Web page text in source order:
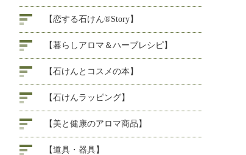
【恋する石けん®Story】
【暮らしアロマ＆ハーブレシピ】
【石けんとコスメの本】
【石けんラッピング】
【美と健康のアロマ商品】
【道具・器具】